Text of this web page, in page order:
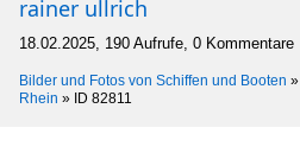
rainer ullrich
18.02.2025, 190 Aufrufe, 0 Kommentare
Bilder und Fotos von Schiffen und Booten »
Rhein » ID 82811